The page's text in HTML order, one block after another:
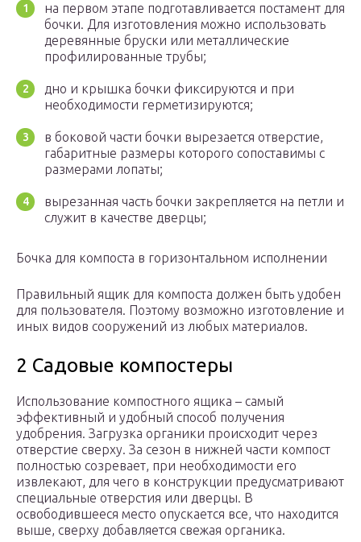
на первом этапе подготавливается постамент для
бочки. Для изготовления можно использовать
деревянные бруски или металлические
профилированные трубы;
дно и крышка бочки фиксируются и при
необходимости герметизируются;
в боковой части бочки вырезается отверстие,
габаритные размеры которого сопоставимы с
размерами лопаты;
вырезанная часть бочки закрепляется на петли и
служит в качестве дверцы;
Бочка для компоста в горизонтальном исполнении
Правильный ящик для компоста должен быть удобен
для пользователя. Поэтому возможно изготовление и
иных видов сооружений из любых материалов.
2 Садовые компостеры
Использование компостного ящика – самый
эффективный и удобный способ получения
удобрения. Загрузка органики происходит через
отверстие сверху. За сезон в нижней части компост
полностью созревает, при необходимости его
извлекают, для чего в конструкции предусматривают
специальные отверстия или дверцы. В
освободившееся место опускается все, что находится
выше, сверху добавляется свежая органика.